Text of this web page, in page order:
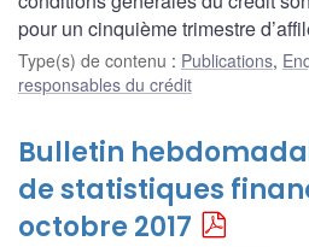
pour un cinquième trimestre
Type(s) de contenu : Publications,
responsables du crédit
Bulletin
de statistiques
octobre 2017